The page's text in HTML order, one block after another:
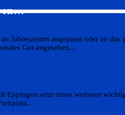
Jahreszeiten angepasst oder an das
Gut angesehen....
Eppingen setzt einen weiteren